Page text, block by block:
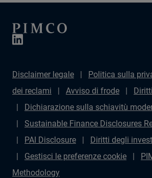
Disclaimer legale Politica sulla
dei reclami
Avviso di frode
Dichiarazione sulla schiavitù
Sustainable Finance Disclosures
PAI Disclosure
Diritti degli
Gestisci le preferenze cookie
Methodology